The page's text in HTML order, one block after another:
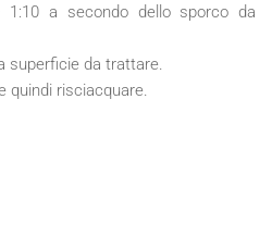
a secondo dello sporco da
superficie da trattare.
quindi risciacquare.